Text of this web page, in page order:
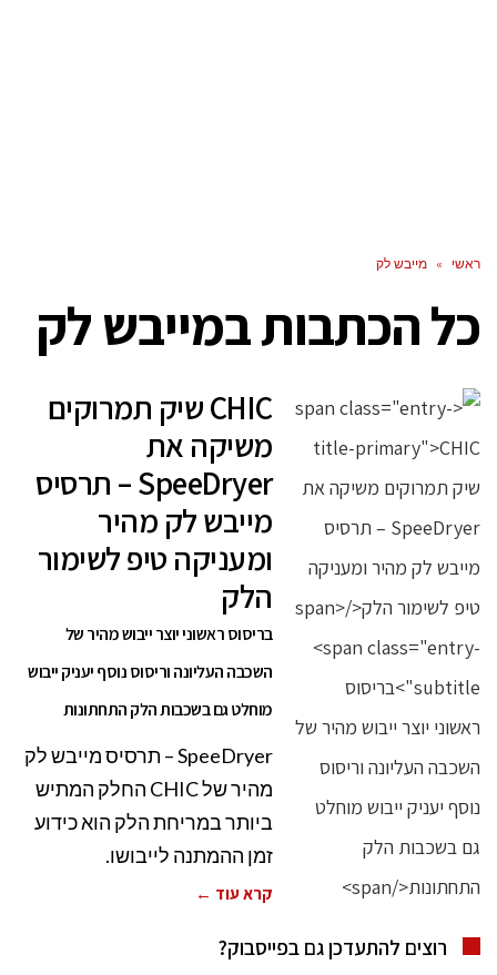
ראשי » מייבש לק
כל הכתבות במייבש לק
CHIC שיק תמרוקים
משיקה את
SpeeDryer – תרסיס
מייבש לק מהיר
ומעניקה טיפ לשימור
הלק
בריסוס ראשוני יוצר ייבוש מהיר של
השכבה העליונה וריסוס נוסף יעניק ייבוש
מוחלט גם בשכבות הלק התחתונות
SpeeDryer – תרסיס מייבש לק
מהיר של CHIC החלק המתיש
ביותר במריחת הלק הוא כידוע
זמן ההמתנה לייבושו.
קרא עוד ←
רוצים להתעדכן גם בפייסבוק?